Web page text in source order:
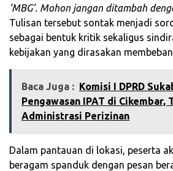
‘MBG’. Mohon jangan ditambah
Tulisan tersebut sontak menjadi
sebagai bentuk kritik sekaligus
kebijakan yang dirasakan
Baca Juga : Komisi I DPRD
Pengawasan IPAT di Cikembar,
Administrasi Perizinan
Dalam pantauan di lokasi, peserta
beragam spanduk dengan pesan